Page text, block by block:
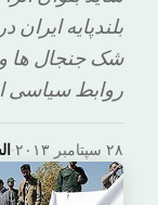
بلندپایه
شک جنجال ها و
روابط سیاسی
· ۲۸ سپتامبر ۲۰۱۳